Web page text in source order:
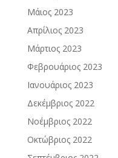
Μάιος 2023
Απρίλιος 2023
Μάρτιος 2023
Φεβρουάριος 2023
Ιανουάριος 2023
Δεκέμβριος 2022
Νοέμβριος 2022
Οκτώβριος 2022